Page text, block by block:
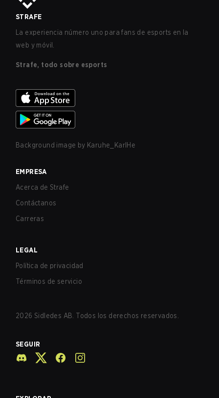
STRAFE
La experiencia número uno para fans de esports en la
web y móvil.
Strafe, todo sobre esports
Background image by Karuhe_KarlHe
EMPRESA
Acerca de Strafe
Contáctanos
Carreras
LEGAL
Política de privacidad
Términos de servicio
2026 Sidledes AB. Todos los derechos reservados.
SEGUIR